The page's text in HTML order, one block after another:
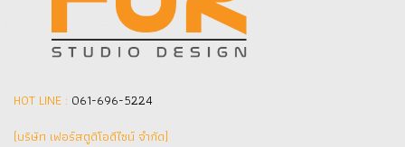
HOT LINE : 061-696-5224
(บริษัท เฟอร์สตูดิโอดีไซน์ จำกัด]